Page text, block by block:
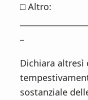
□ Altro:
Dichiara altresì
sostanziale